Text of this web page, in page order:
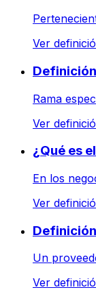
Ver
Rama
Ver
¿Qué es
En los
Ver
Un
Ver